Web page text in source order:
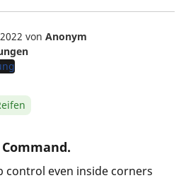
von Anonym
control even inside corners